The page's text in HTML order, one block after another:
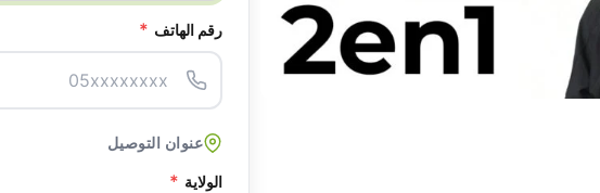
رقم الهاتف *
عنوان التوصيل
الولاية *